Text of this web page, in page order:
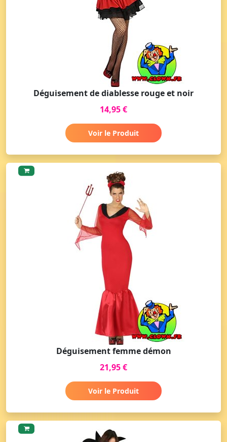
Déguisement de diablesse rouge et noir
14,95 €
Voir le Produit
Déguisement femme démon
21,95 €
Voir le Produit